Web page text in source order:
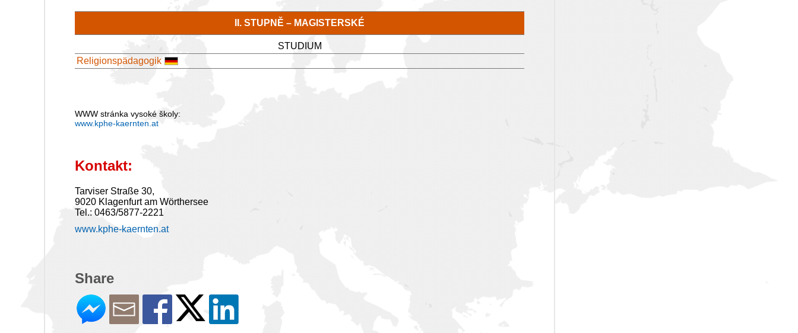
II. STUPNĚ – MAGISTERSKÉ
STUDIUM
Religionspädagogik
WWW stránka vysoké školy:
www.kphe-kaernten.at
Kontakt:
Tarviser Straße 30,
9020 Klagenfurt am Wörthersee
Tel.: 0463/5877-2221
www.kphe-kaernten.at
Share